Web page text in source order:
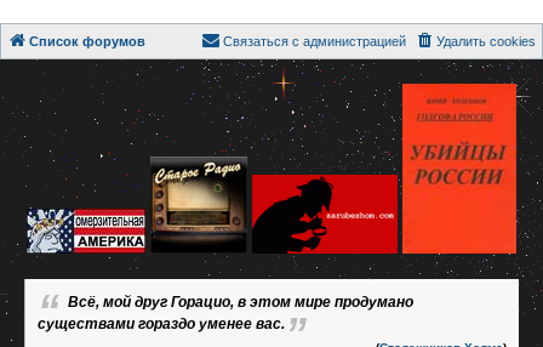
Список форумов Удалить cookies
Связаться с администрацией
Всё, мой друг Горацио, в этом мире продумано
существами гораздо уменее вас.